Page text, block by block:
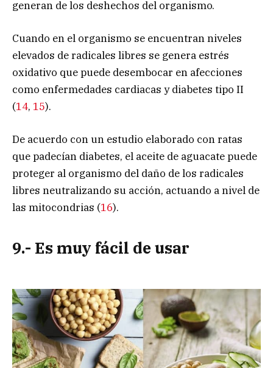
generan de los deshechos del organismo.
Cuando en el organismo se encuentran niveles
elevados de radicales libres se genera estrés
oxidativo que puede desembocar en afecciones
como enfermedades cardiacas y diabetes tipo II
(14, 15).
De acuerdo con un estudio elaborado con ratas
que padecían diabetes, el aceite de aguacate puede
proteger al organismo del daño de los radicales
libres neutralizando su acción, actuando a nivel de
las mitocondrias (16).
9.- Es muy fácil de usar